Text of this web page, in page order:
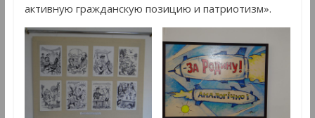
активную гражданскую позицию и патриотизм».